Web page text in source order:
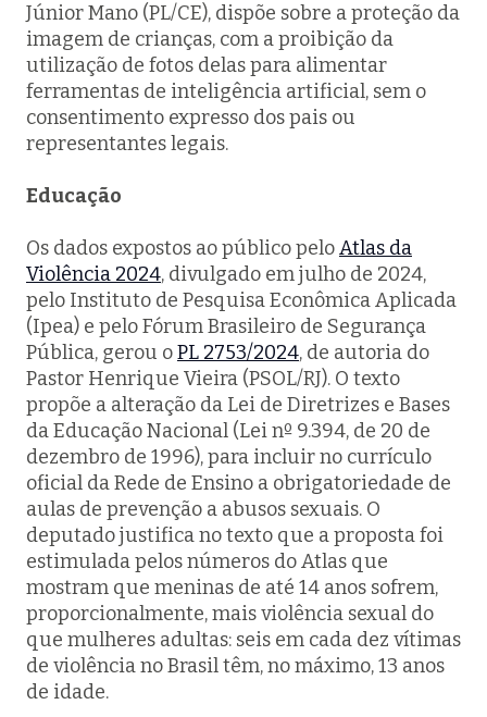
Júnior Mano (PL/CE), dispõe sobre a proteção da
imagem de crianças, com a proibição da
utilização de fotos delas para alimentar
ferramentas de inteligência artificial, sem o
consentimento expresso dos pais ou
representantes legais.
Educação
Os dados expostos ao público peloAtlas da
Violência 2024, divulgado em julho de 2024,
pelo Instituto de Pesquisa Econômica Aplicada
(Ipea) e pelo Fórum Brasileiro de Segurança
Pública, gerou oPL 2753/2024, de autoria do
Pastor Henrique Vieira (PSOL/RJ). O texto
propõe a alteração da Lei de Diretrizes e Bases
da Educação Nacional (Lei nº 9.394, de 20 de
dezembro de 1996), para incluir no currículo
oficial da Rede de Ensino a obrigatoriedade de
aulas de prevenção a abusos sexuais. O
deputado justifica no texto que a proposta foi
estimulada pelos números do Atlas que
mostram que meninas de até 14 anos sofrem,
proporcionalmente, mais violência sexual do
que mulheres adultas: seis em cada dez vítimas
de violência no Brasil têm, no máximo, 13 anos
de idade.